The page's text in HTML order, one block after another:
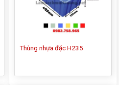
Thùng nhựa đặc H235